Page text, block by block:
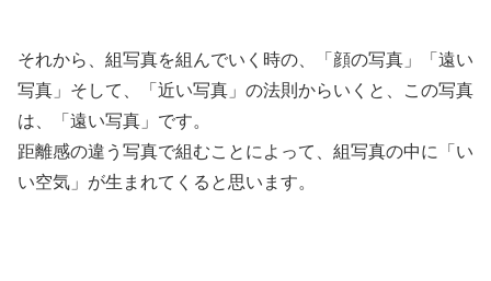
それから、組写真を組んでいく時の、「顔の写真」「遠い
写真」そして、「近い写真」の法則からいくと、この写真
は、「遠い写真」です。
距離感の違う写真で組むことによって、組写真の中に「い
い空気」が生まれてくると思います。